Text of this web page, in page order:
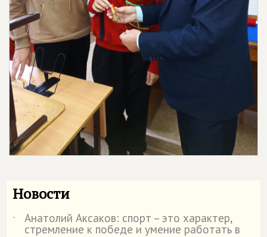
Новости
˙ Анатолий Аксаков: спорт – это характер,
стремление к победе и умение работать в